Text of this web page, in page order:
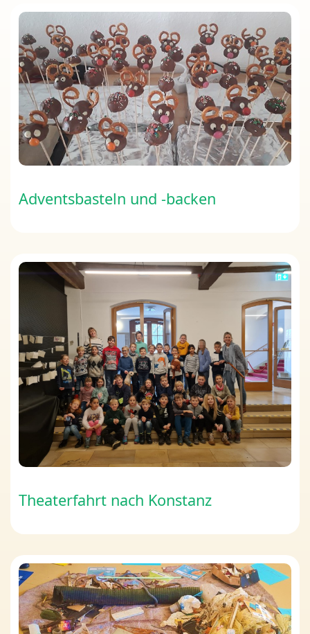
Adventsbasteln und -backen
Theaterfahrt nach Konstanz